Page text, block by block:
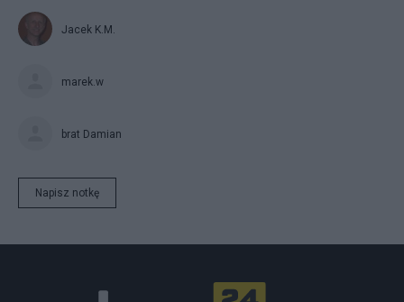
Jacek K.M.
marek.w
brat Damian
Napisz notkę